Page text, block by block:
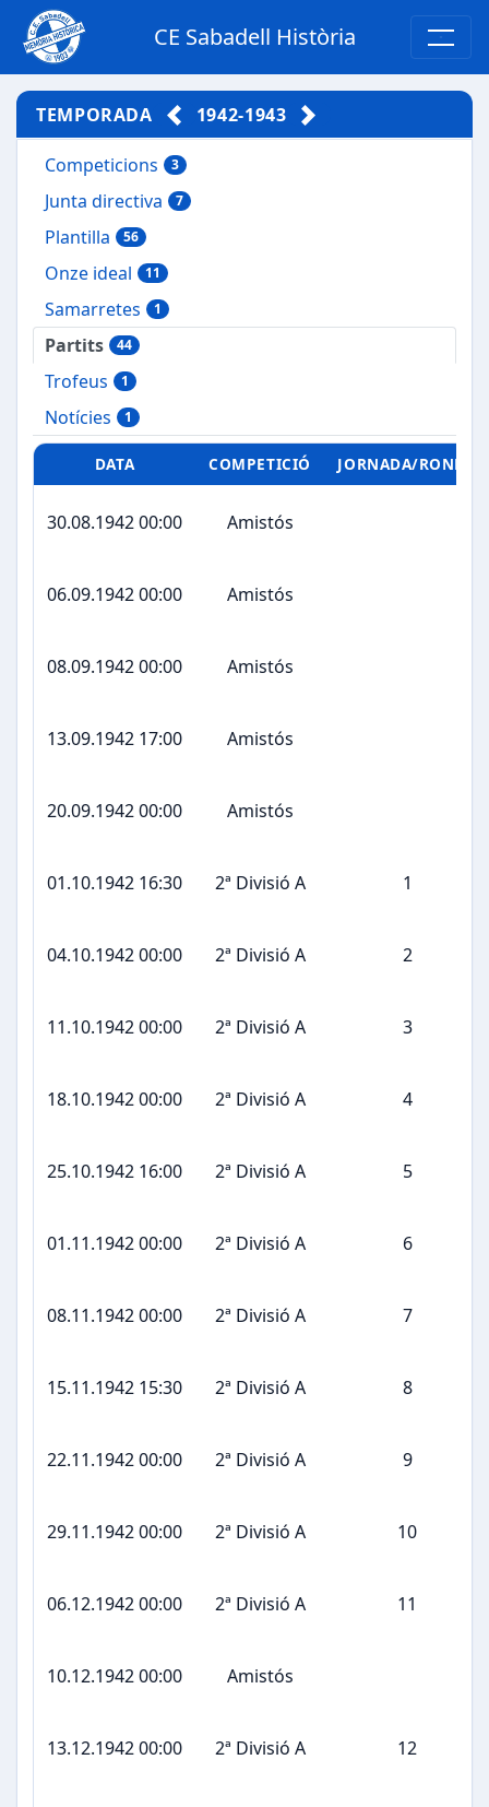
CE Sabadell Història
TEMPORADA 1942-1943
Competicions 3
Junta directiva 7
Plantilla 56
Onze ideal 11
Samarretes 1
Partits 44
Trofeus 1
Notícies 1
DATA COMPETICIÓ JORNADA/RONDA
30.08.1942 00:00 Amistós
06.09.1942 00:00 Amistós
08.09.1942 00:00 Amistós
13.09.1942 17:00 Amistós
20.09.1942 00:00 Amistós
01.10.1942 16:30 2ª Divisió A 1
04.10.1942 00:00 2ª Divisió A 2
11.10.1942 00:00 2ª Divisió A 3
18.10.1942 00:00 2ª Divisió A 4
25.10.1942 16:00 2ª Divisió A 5
01.11.1942 00:00 2ª Divisió A 6
08.11.1942 00:00 2ª Divisió A 7
15.11.1942 15:30 2ª Divisió A 8
22.11.1942 00:00 2ª Divisió A 9
29.11.1942 00:00 2ª Divisió A 10
06.12.1942 00:00 2ª Divisió A 11
10.12.1942 00:00 Amistós
13.12.1942 00:00 2ª Divisió A 12